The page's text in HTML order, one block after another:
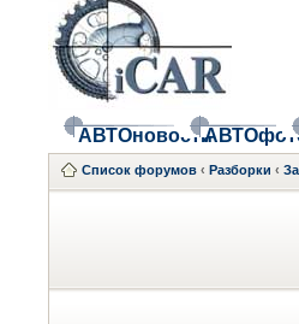
АВТОновости
Список форумов ‹ Разборки ‹